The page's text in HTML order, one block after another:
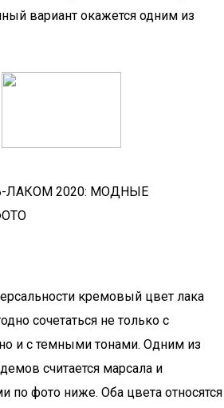
вариант окажется одним из
2020: МОДНЫЕ
кремовый цвет лака
сочетаться не только с
и с темными тонами. Одним из
считается марсала и
по фото ниже. Оба цвета относятся